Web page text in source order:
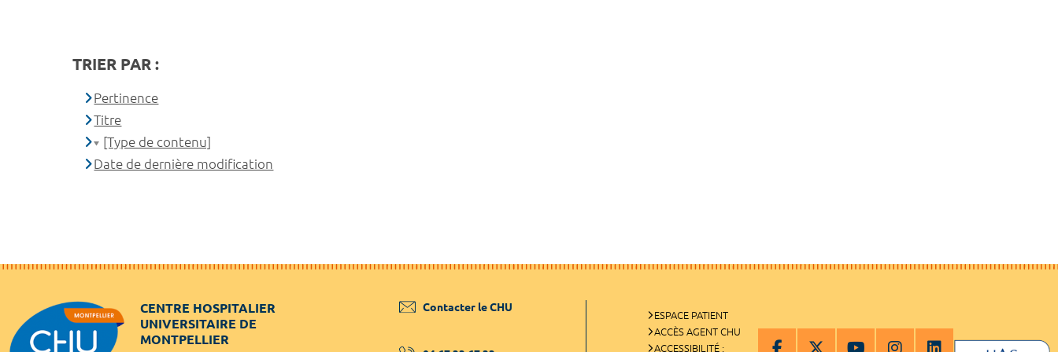
TRIER PAR :
Pertinence
Titre
[Type de contenu]
Date de dernière modification
CENTRE HOSPITALIER
UNIVERSITAIRE DE
MONTPELLIER
Contacter le CHU
ESPACE PATIENT
ACCÈS AGENT CHU
ACCESSIBILITÉ :